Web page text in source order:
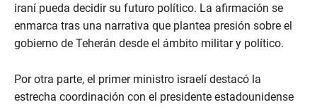
iraní pueda decidir su futuro político. La afirmación se
enmarca tras una narrativa que plantea presión sobre el
gobierno de Teherán desde el ámbito militar y político.
Por otra parte, el primer ministro israelí destacó la
estrecha coordinación con el presidente estadounidense